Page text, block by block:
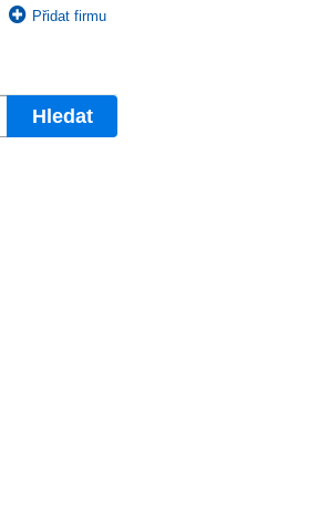
Přidat firmu
Hledat